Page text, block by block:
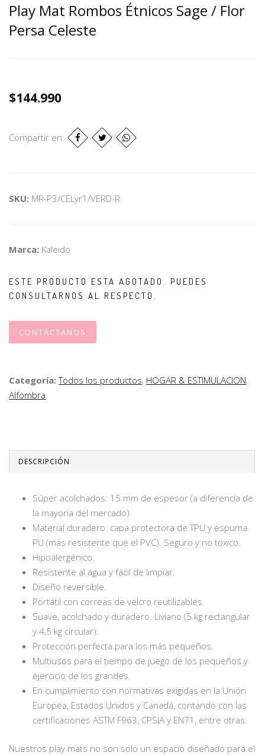
Play Mat Rombos Étnicos Sage / Flor
Persa Celeste
$144.990
Compartir en:
SKU: MR-P3/CELyr1/VERD-R
Marca: Kaleido
ESTE PRODUCTO ESTA AGOTADO. PUEDES
CONSULTARNOS AL RESPECTO.
CONTÁCTANOS
Categoría:Todos los productos, HOGAR & ESTIMULACION,
Alfombra
DESCRIPCIÓN
Súper acolchados: 15 mm de espesor (a diferencia de
la mayoría del mercado)
Material duradero: capa protectora de TPU y espuma
PU (más resistente que el PVC). Seguro y no tóxico.
Hipoalergénico.
Resistente al agua y fácil de limpiar.
Diseño reversible.
Portátil con correas de velcro reutilizables.
Suave, acolchado y duradero. Liviano (5 kg rectangular
y 4,5 kg circular).
Protección perfecta para los más pequeños.
Multiusos para el tiempo de juego de los pequeños y
ejercicio de los grandes.
En cumplimiento con normativas exigidas en la Unión
Europea, Estados Unidos y Canadá, contando con las
certificaciones ASTM F963, CPSIA y EN71, entre otras.
Nuestros play mats no son solo un espacio diseñado para el